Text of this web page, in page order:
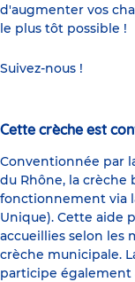
d'augmenter vos
le plus tôt possible !
Suivez-nous !
Cette crèche est
Conventionnée par
du Rhône, la crèche
fonctionnement via
Unique). Cette aide
accueillies selon les
crèche municipale.
participe également